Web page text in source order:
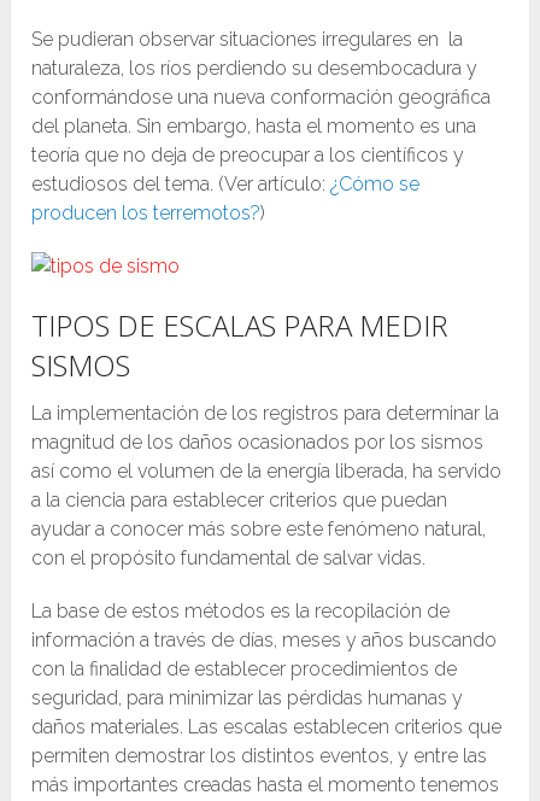
Se pudieran observar situaciones irregulares en la
naturaleza, los ríos perdiendo su desembocadura y
conformándose una nueva conformación geográfica
del planeta. Sin embargo, hasta el momento es una
teoría que no deja de preocupar a los científicos y
estudiosos del tema. (Ver artículo: ¿Cómo se
producen los terremotos?)
TIPOS DE ESCALAS PARA MEDIR
SISMOS
La implementación de los registros para determinar la
magnitud de los daños ocasionados por los sismos
así como el volumen de la energía liberada, ha servido
a la ciencia para establecer criterios que puedan
ayudar a conocer más sobre este fenómeno natural,
con el propósito fundamental de salvar vidas.
La base de estos métodos es la recopilación de
información a través de días, meses y años buscando
con la finalidad de establecer procedimientos de
seguridad, para minimizar las pérdidas humanas y
daños materiales. Las escalas establecen criterios que
permiten demostrar los distintos eventos, y entre las
más importantes creadas hasta el momento tenemos